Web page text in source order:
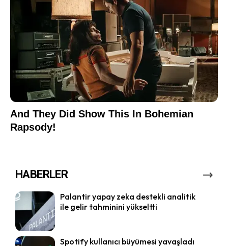
HABERLER
Palantir yapay zeka destekli analitik
ile gelir tahminini yükseltti
Spotify kullanıcı büyümesi yavaşladı